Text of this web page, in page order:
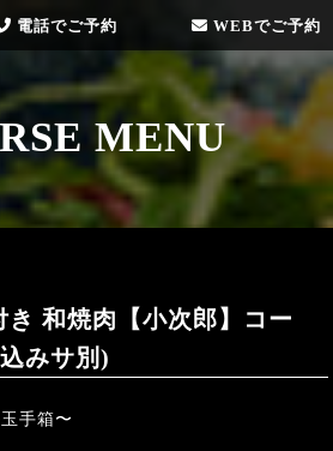
電話でご予約 WEBでご予約
MENU
き 和焼肉【小次郎】コー
みサ別)
手箱〜